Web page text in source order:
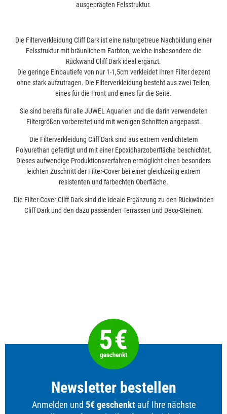
ausgeprägten Felsstruktur.
Die Filterverkleidung Cliff Dark ist eine naturgetreue Nachbildung einer
Felsstruktur mit bräunlichem Farbton, welche insbesondere die
Rückwand Cliff Dark ideal ergänzt.
Die geringe Einbautiefe von nur 1-1,5cm verkleidet Ihren Filter dezent
ohne stark aufzutragen. Die Filterverkleidung besteht aus zwei Teilen,
eines für die Front und eines für die Seite.
Sie sind bereits für alle JUWEL Aquarien und die darin verwendeten
Filtergrößen vorbereitet und mit wenigen Schnitten angepasst.
Die Filterverkleidung Cliff Dark sind aus extrem verdichtetem
Polyurethan gefertigt und mit einer Epoxidharzoberfläche beschichtet.
Dieses aufwendige Produktionsverfahren ermöglicht einen besonders
leichten Zuschnitt der Filter-Cover bei einer gleichzeitig extrem
resistenten und farbechten Oberfläche.
Die Filter-Cover Cliff Dark sind die ideale Ergänzung zu den Rückwänden
Cliff Dark und den dazu passenden Terrassen und Deco-Steinen.
Newsletter bestellen
Anmelden und 5€ geschenktauf Ihre nächste